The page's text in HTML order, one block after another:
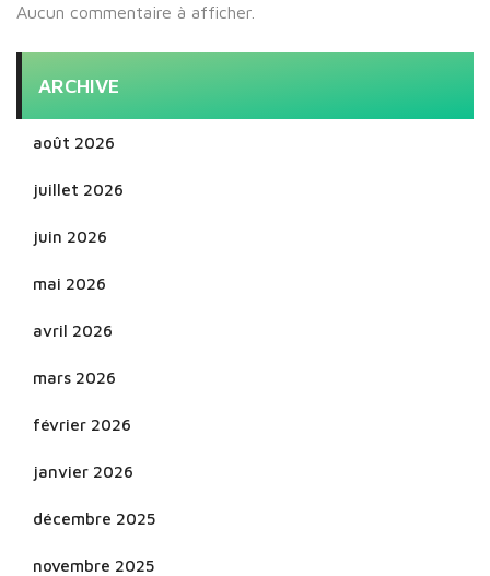
Aucun commentaire à afficher.
ARCHIVE
août 2026
juillet 2026
juin 2026
mai 2026
avril 2026
mars 2026
février 2026
janvier 2026
décembre 2025
novembre 2025